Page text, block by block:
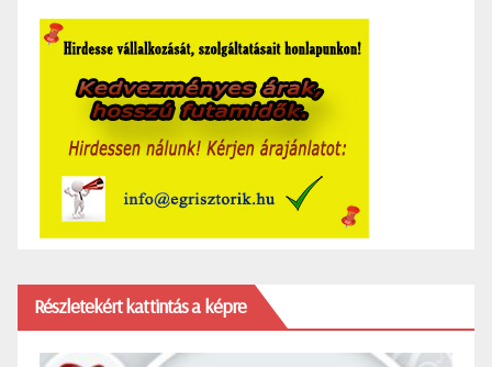
Részletekért kattintás a képre